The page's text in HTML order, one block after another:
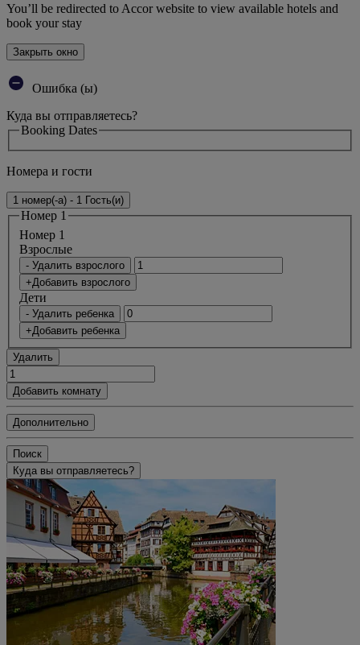
You’ll be redirected to Accor website to view available hotels and
book your stay
Закрыть окно
Ошибка (ы)
Куда вы отправляетесь?
Booking Dates
Номера и гости
1 номер(-а) - 1 Гость(и)
Номер 1
Номер 1
Bзрослые
- Удалить взрослого
+Добавить взрослого
Дети
- Удалить ребенка
+Добавить ребенка
Удалить
Добавить комнату
Дополнительно
Поиск
Куда вы отправляетесь?